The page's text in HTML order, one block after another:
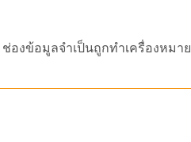
ช่องข้อมูลจำเป็นถูกทำเครื่องหมาย